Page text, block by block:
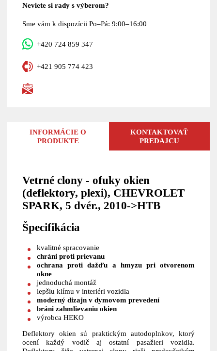
Neviete si rady s výberom?
Sme vám k dispozícii Po–Pá: 9:00–16:00
+420 724 859 347
+421 905 774 423
INFORMÁCIE O
PRODUKTE
KONTAKTOVAŤ
PREDAJCU
Vetrné clony - ofuky okien
(deflektory, plexi), CHEVROLET
SPARK, 5 dvér., 2010->HTB
Špecifikácia
kvalitné spracovanie
chráni proti prievanu
ochrana proti dažďu a hmyzupri otvorenom
okne
jednoduchá montáž
lepšiu klímu v interiéri vozidla
moderný dizajn v dymovom prevedení
bráni zahmlievaniu okien
výrobca HEKO
Deflektory okien sú praktickým autodoplnkov, ktorý
ocení každý vodič aj ostatní pasažieri vozidla.